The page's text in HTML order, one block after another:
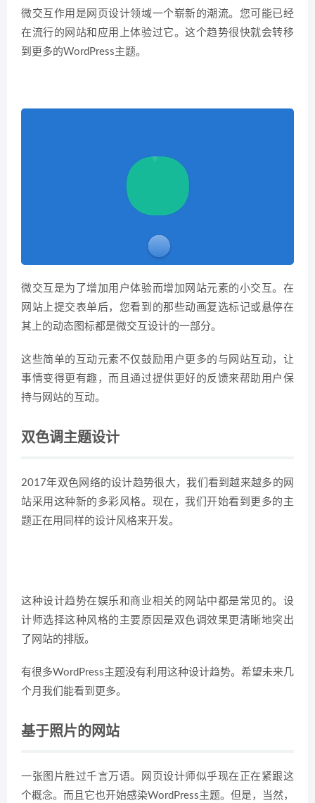
微交互作用是网页设计领域一个崭新的潮流。您可能已经
在流行的网站和应用上体验过它。这个趋势很快就会转移
到更多的WordPress主题。
微交互是为了增加用户体验而增加网站元素的小交互。在
网站上提交表单后，您看到的那些动画复选标记或悬停在
其上的动态图标都是微交互设计的一部分。
这些简单的互动元素不仅鼓励用户更多的与网站互动，让
事情变得更有趣，而且通过提供更好的反馈来帮助用户保
持与网站的互动。
双色调主题设计
2017年双色网络的设计趋势很大，我们看到越来越多的网
站采用这种新的多彩风格。现在，我们开始看到更多的主
题正在用同样的设计风格来开发。
这种设计趋势在娱乐和商业相关的网站中都是常见的。设
计师选择这种风格的主要原因是双色调效果更清晰地突出
了网站的排版。
有很多WordPress主题没有利用这种设计趋势。希望未来几
个月我们能看到更多。
基于照片的网站
一张图片胜过千言万语。网页设计师似乎现在正在紧跟这
个概念。而且它也开始感染WordPress主题。但是，当然，